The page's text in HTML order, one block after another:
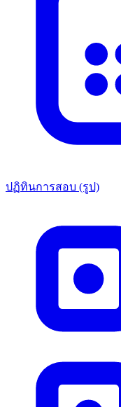
ปฏิทินการสอบ (รูป)